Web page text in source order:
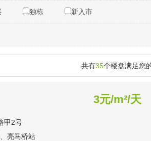
独栋 新入市
共有35个楼盘满足您
3元/m²/天
甲2号
亮马桥站